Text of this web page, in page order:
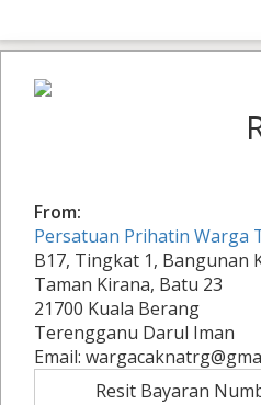
From:
Persatuan Prihatin
B17, Tingkat 1, Bangunan
Taman Kirana, Batu 23
21700 Kuala Berang
Terengganu Darul Iman
Email:
Resit Bayaran